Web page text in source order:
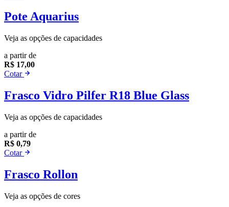
Pote Aquarius
Veja as opções de capacidades
a partir de
R$ 17,00
Cotar
Frasco Vidro Pilfer R18 Blue Glass
Veja as opções de capacidades
a partir de
R$ 0,79
Cotar
Frasco Rollon
Veja as opções de cores